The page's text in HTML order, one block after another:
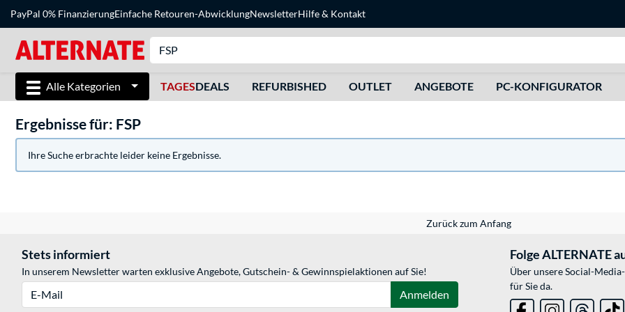
PayPal 0% FinanzierungEinfache Retouren-AbwicklungNewsletterHilfe& Kontakt
Alle Kategorien TAGESDEALS REFURBISHED OUTLET ANGEBOTE PC-KONFIGURATOR
Ergebnisse für: FSP
Ihre Suche erbrachte leider keine Ergebnisse.
Zurück zum Anfang
Stets informiert
In unserem Newsletter warten exklusive Angebote, Gutschein- & Gewinnspielaktionen auf Sie!
Anmelden
Folge ALTERNATE
Über unsere Social-
für Sie da.